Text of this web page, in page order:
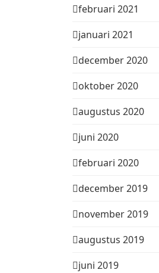
februari 2021
januari 2021
december 2020
oktober 2020
augustus 2020
juni 2020
februari 2020
december 2019
november 2019
augustus 2019
juni 2019